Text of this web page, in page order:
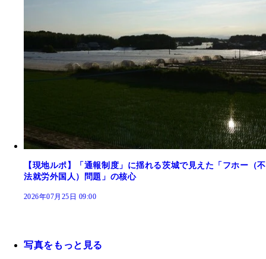
【現地ルポ】「通報制度」に揺れる茨城で見えた「フホー（不
法就労外国人）問題」の核心
2026年07月25日 09:00
写真をもっと見る